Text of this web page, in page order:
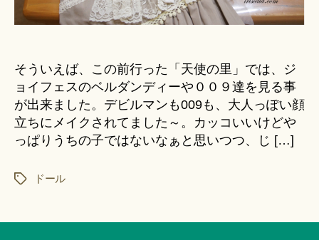
い
ろ
へ
の
そういえば、この前行った「天使の里」では、ジ
ョイフェスのベルダンディーや００９達を見る事
が出来ました。デビルマンも009も、大人っぽい顔
立ちにメイクされてました～。カッコいいけどや
っぱりうちの子ではないなぁと思いつつ、じ […]
タ
ドール